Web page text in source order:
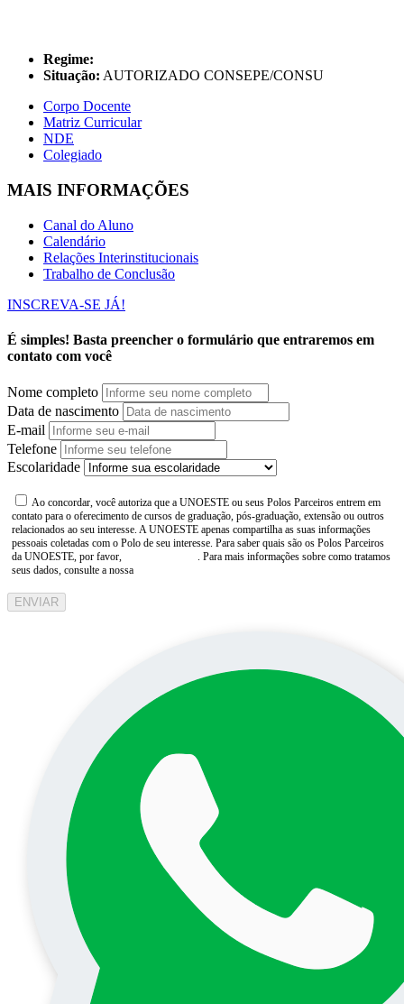
Regime:
Situação: AUTORIZADO CONSEPE/CONSU
Corpo Docente
Matriz Curricular
NDE
Colegiado
MAIS INFORMAÇÕES
Canal do Aluno
Calendário
Relações Interinstitucionais
Trabalho de Conclusão
INSCREVA-SE JÁ!
É simples! Basta preencher o formulário que entraremos em
contato com você
Nome completo
Data de nascimento
E-mail
Telefone
Escolaridade
Ao concordar, você autoriza que a UNOESTE ou seus Polos Parceiros entrem em
contato para o oferecimento de cursos de graduação, pós-graduação, extensão ou outros
relacionados ao seu interesse. A UNOESTE apenas compartilha as suas informações
pessoais coletadas com o Polo de seu interesse. Para saber quais são os Polos Parceiros
da UNOESTE, por favor,
. Para mais informações sobre como tratamos
seus dados, consulte a nossa
ENVIAR